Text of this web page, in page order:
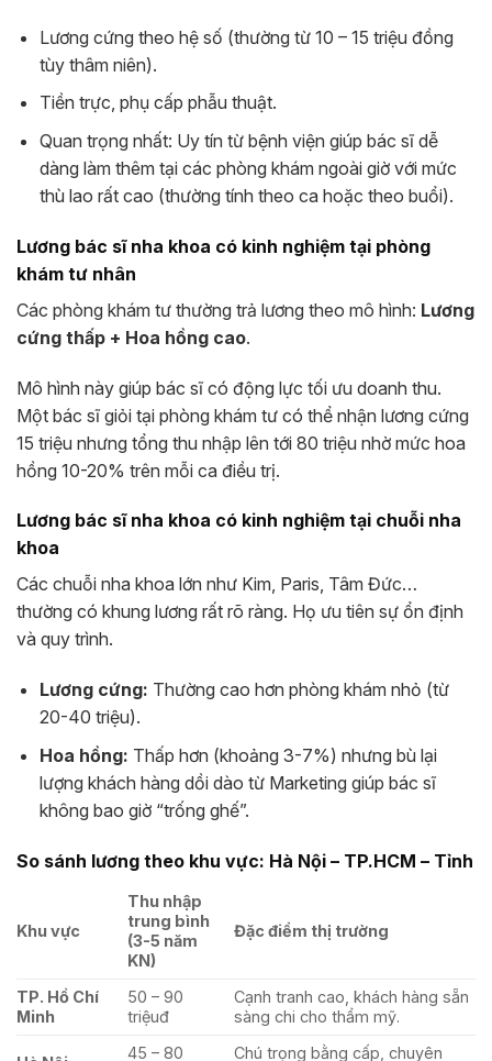
Lương cứng theo hệ số (thường từ 10 – 15 triệu đồng
tùy thâm niên).
Tiền trực, phụ cấp phẫu thuật.
Quan trọng nhất: Uy tín từ bệnh viện giúp bác sĩ dễ
dàng làm thêm tại các phòng khám ngoài giờ với mức
thù lao rất cao (thường tính theo ca hoặc theo buổi).
Lương bác sĩ nha khoa có kinh nghiệm tại phòng
khám tư nhân
Các phòng khám tư thường trả lương theo mô hình: Lương
cứng thấp + Hoa hồng cao.
Mô hình này giúp bác sĩ có động lực tối ưu doanh thu.
Một bác sĩ giỏi tại phòng khám tư có thể nhận lương cứng
15 triệu nhưng tổng thu nhập lên tới 80 triệu nhờ mức hoa
hồng 10-20% trên mỗi ca điều trị.
Lương bác sĩ nha khoa có kinh nghiệm tại chuỗi nha
khoa
Các chuỗi nha khoa lớn như Kim, Paris, Tâm Đức…
thường có khung lương rất rõ ràng. Họ ưu tiên sự ổn định
và quy trình.
Lương cứng: Thường cao hơn phòng khám nhỏ (từ
20-40 triệu).
Hoa hồng: Thấp hơn (khoảng 3-7%) nhưng bù lại
lượng khách hàng dồi dào từ Marketing giúp bác sĩ
không bao giờ “trống ghế”.
So sánh lương theo khu vực: Hà Nội – TP.HCM – Tỉnh
Khu vực
Thu nhập
trung bình
(3-5 năm
KN)
Đặc điểm thị trường
TP. Hồ Chí
Minh
50 – 90
triệuđ
Cạnh tranh cao, khách hàng sẵn
sàng chi cho thẩm mỹ.
45 – 80
Chú trọng bằng cấp, chuyên